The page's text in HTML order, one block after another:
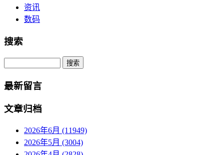
资讯
数码
搜索
Search
最新留言
文章归档
2026年6月 (11949)
2026年5月 (3004)